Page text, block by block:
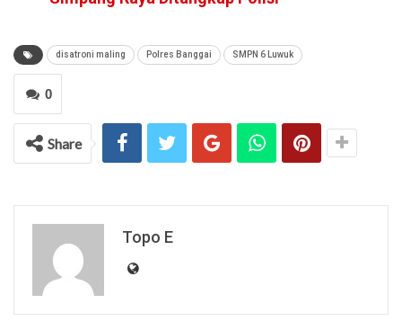
disatroni maling Polres Banggai SMPN 6 Luwuk
0
Share
Topo E